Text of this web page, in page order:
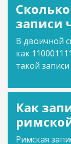
записи
В двоичной
как
такой
Как
Римская